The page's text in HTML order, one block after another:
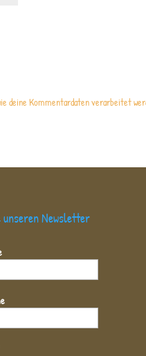
deine Kommentardaten verarbeitet
unseren Newsletter